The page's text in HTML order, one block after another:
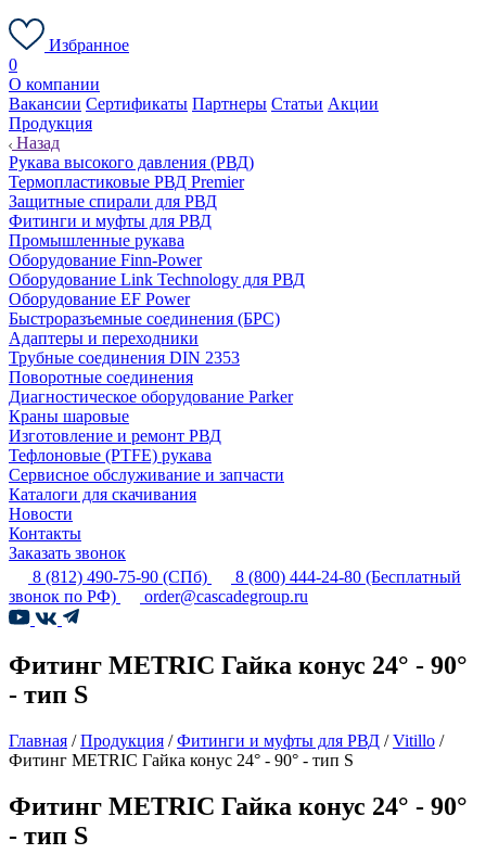
Избранное
0
О компании
Вакансии Сертификаты Партнеры Статьи Акции
Продукция
Назад
Рукава высокого давления (РВД)
Термопластиковые РВД Premier
Защитные спирали для РВД
Фитинги и муфты для РВД
Промышленные рукава
Оборудование Finn-Power
Оборудование Link Technology для РВД
Оборудование EF Power
Быстроразъемные соединения (БРС)
Адаптеры и переходники
Трубные соединения DIN 2353
Поворотные соединения
Диагностическое оборудование Parker
Краны шаровые
Изготовление и ремонт РВД
Тефлоновые (PTFE) рукава
Сервисное обслуживание и запчасти
Каталоги для скачивания
Новости
Контакты
Заказать звонок
8 (812) 490-75-90 (СПб) 8 (800) 444-24-80 (Бесплатный
звонок по РФ)
order@cascadegroup.ru
Фитинг METRIC Гайка конус 24° - 90°
- тип S
Главная /Продукция /Фитинги и муфты для РВД /Vitillo /
Фитинг METRIC Гайка конус 24° - 90° - тип S
Фитинг METRIC Гайка конус 24° - 90°
- тип S